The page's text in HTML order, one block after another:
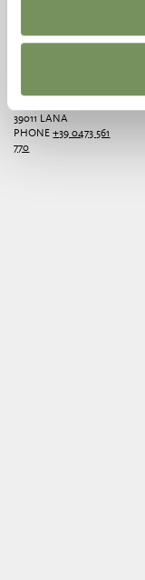
39011 LANA
PHONE+39 0473 561
770